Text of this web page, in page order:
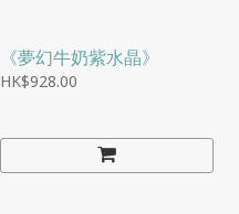
《夢幻牛奶紫水晶》
HK$928.00